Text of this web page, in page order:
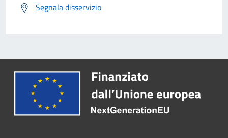
Segnala disservizio